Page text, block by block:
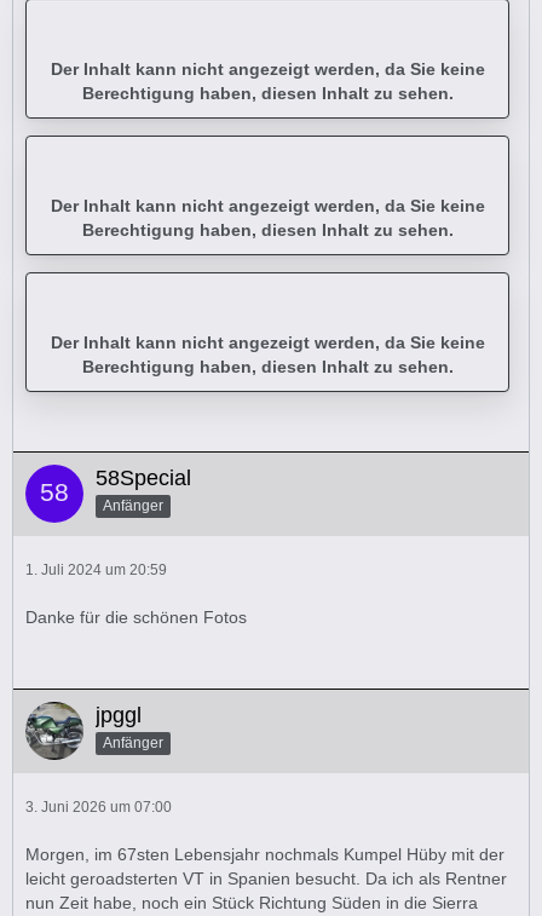
Der Inhalt kann nicht angezeigt werden, da Sie keine
Berechtigung haben, diesen Inhalt zu sehen.
Der Inhalt kann nicht angezeigt werden, da Sie keine
Berechtigung haben, diesen Inhalt zu sehen.
Der Inhalt kann nicht angezeigt werden, da Sie keine
Berechtigung haben, diesen Inhalt zu sehen.
58Special
Anfänger
1. Juli 2024 um 20:59
Danke für die schönen Fotos
jpggl
Anfänger
3. Juni 2026 um 07:00
Morgen, im 67sten Lebensjahr nochmals Kumpel Hüby mit der
leicht geroadsterten VT in Spanien besucht. Da ich als Rentner
nun Zeit habe, noch ein Stück Richtung Süden in die Sierra